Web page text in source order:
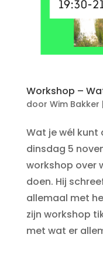
Workshop –
door Wim Bakker |
Wat je wél kunt
dinsdag 5
workshop over
doen. Hij
allemaal met
zijn workshop
met wat er